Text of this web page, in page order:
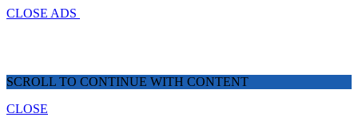
CLOSE ADS
SCROLL TO CONTINUE WITH CONTENT
CLOSE